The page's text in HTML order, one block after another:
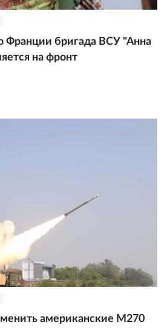
Франции бригада ВСУ "Анна
на фронт
американские М270